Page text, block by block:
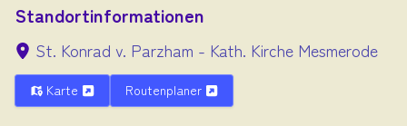
Standortinformationen
St. Konrad v. Parzham - Kath. Kirche Mesmerode
Karte Routenplaner